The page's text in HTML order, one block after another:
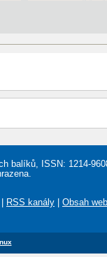
balíků, ISSN: 1214-
RSS kanály Obsah